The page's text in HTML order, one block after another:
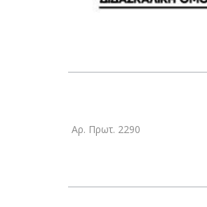
Αρ. Πρωτ. 2290